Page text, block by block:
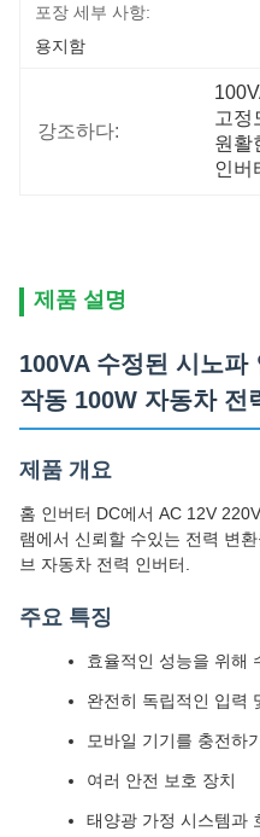
포장 세부 사항:
용지함
강조하다:
고정
원활
인버
제품 설명
100VA 수정된 시노
작동 100W 자동차 전
제품 개요
홈 인버터 DC에서 AC 12V
램에서 신뢰할 수있는 전력 변
브 자동차 전력 인버터.
주요 특징
효율적인 성능을 위해
완전히 독립적인 입력
모바일 기기를 충전하
여러 안전 보호 장치
태양광 가정 시스템과